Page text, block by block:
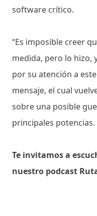
software crítico.
“Es imposible creer
medida, pero lo hizo,
por su atención a
mensaje, el cual
sobre una posible
principales potencias.
Te invitamos a
nuestro podcast